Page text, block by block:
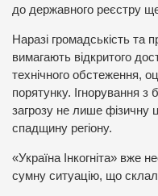
до державного реєстру
Наразі громадськість та
вимагають відкритого
технічного обстеження,
порятунку. Ігнорування з
загрозу не лише фізичну
спадщину регіону.
«Україна Інкогніта» вже
сумну ситуацію, що